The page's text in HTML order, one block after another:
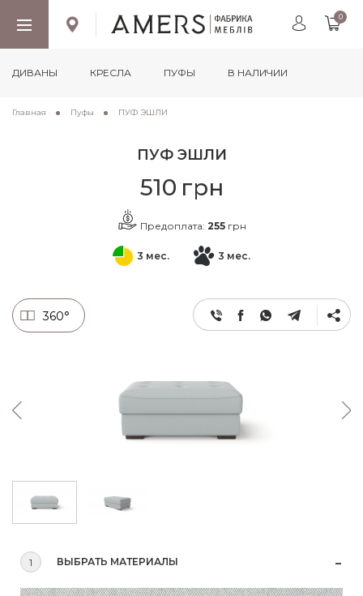
0
ДИВАНЫ КРЕСЛА ПУФЫ В НАЛИЧИИ
Главная Пуфы ПУФ ЭШЛИ
ПУФ ЭШЛИ
510 грн
Предоплата: 255грн
3 мес. 3 мес.
360°
1 ВЫБРАТЬ МАТЕРИАЛЫ